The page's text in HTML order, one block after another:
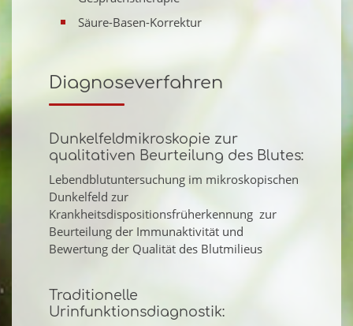
Säure-Basen-Korrektur
Diagnoseverfahren
Dunkelfeldmikroskopie zur
qualitativen Beurteilung des Blutes:
Lebendblutuntersuchung im mikroskopischen
Dunkelfeld zur
Krankheitsdispositionsfrüherkennung zur
Beurteilung der Immunaktivität und
Bewertung der Qualität des Blutmilieus
Traditionelle
Urinfunktionsdiagnostik: